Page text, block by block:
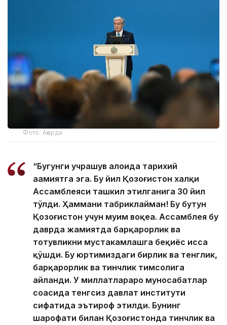
Фото: Ақорда
“Бугунги учрашув алоҳида тарихий
аҳамиятга эга. Бу йил Қозоғистон халқи
Ассамблеяси ташкил этилганига 30 йил
тўлди. Ҳаммани табриклайман! Бу бутун
Қозоғистон учун муҳим воқеа. Ассамблея бу
даврда жамиятда барқарорлик ва
тотувликни мустаҳкамлашга беқиёс ҳисса
қўшди. Бу юртимиздаги бирлик ва тенглик,
барқарорлик ва тинчлик тимсолига
айланди. У миллатлараро муносабатлар
соҳасида тенгсиз давлат институти
сифатида эътироф этилди. Бунинг
шарофати билан Қозоғистонда тинчлик ва